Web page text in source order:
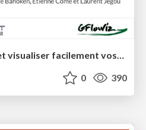
Arabesque : Explorer et visualiser facilement vos flux géo-localisés sur le web
0 390